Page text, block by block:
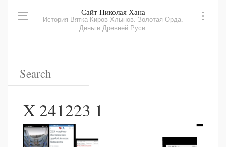
Сайт Николая Хана
История Вятка Киров Хлынов. Золотая Орда.
Деньги Древней Руси.
X 241223 1